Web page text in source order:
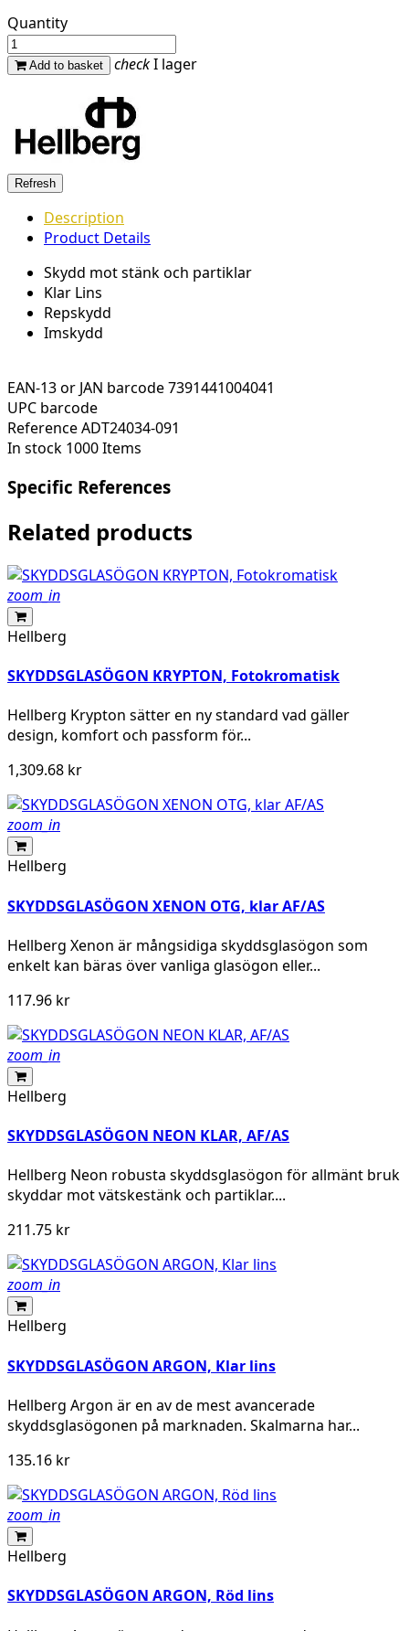
Quantity
Add to basket checkI lager
Description
Product Details
Skydd mot stänk och partiklar
Klar Lins
Repskydd
Imskydd
EAN-13 or JAN barcode7391441004041
UPC barcode
ReferenceADT24034-091
In stock 1000 Items
Specific References
Related products
zoom_in
Hellberg
SKYDDSGLASÖGON KRYPTON, Fotokromatisk
Hellberg Krypton sätter en ny standard vad gäller
design, komfort och passform för...
1,309.68 kr
zoom_in
Hellberg
SKYDDSGLASÖGON XENON OTG, klar AF/AS
Hellberg Xenon är mångsidiga skyddsglasögon som
enkelt kan bäras över vanliga glasögon eller...
117.96 kr
zoom_in
Hellberg
SKYDDSGLASÖGON NEON KLAR, AF/AS
Hellberg Neon robusta skyddsglasögon för allmänt bruk
skyddar mot vätskestänk och partiklar....
211.75 kr
zoom_in
Hellberg
SKYDDSGLASÖGON ARGON, Klar lins
Hellberg Argon är en av de mest avancerade
skyddsglasögonen på marknaden. Skalmarna har...
135.16 kr
zoom_in
Hellberg
SKYDDSGLASÖGON ARGON, Röd lins